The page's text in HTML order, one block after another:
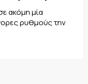
ακόμη μία
ρυθμούς την